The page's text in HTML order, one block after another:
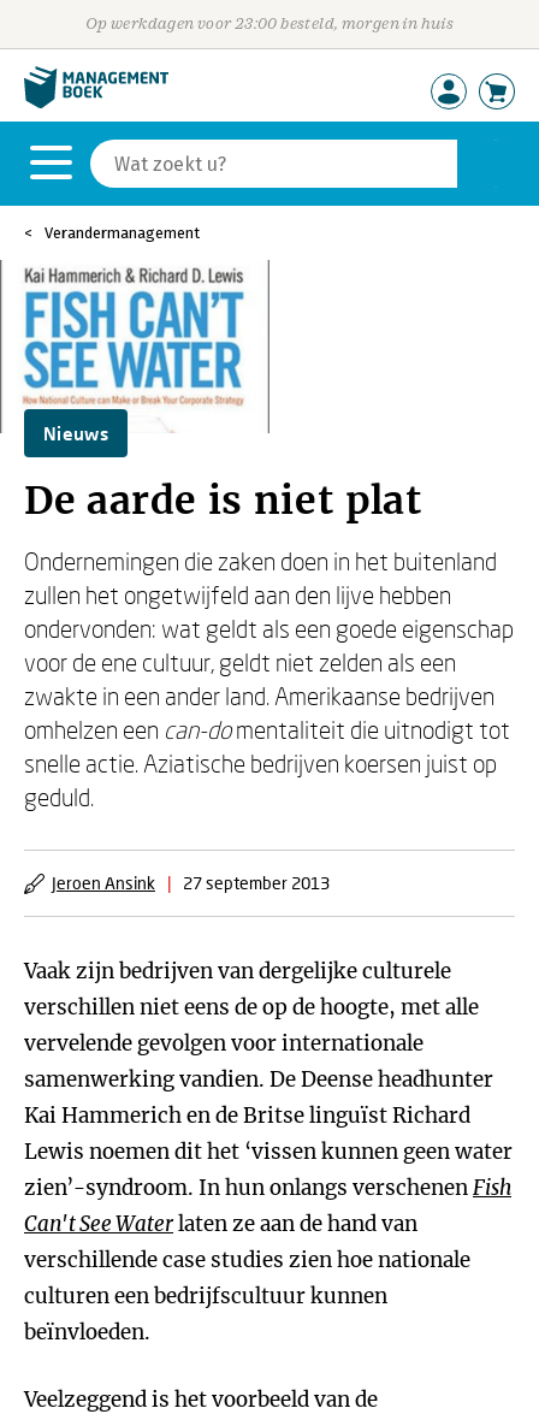
Op werkdagen voor 23:00 besteld, morgen in huis
Verandermanagement
Nieuws
De aarde is niet plat
Ondernemingen die zaken doen in het buitenland
zullen het ongetwijfeld aan den lijve hebben
ondervonden: wat geldt als een goede eigenschap
voor de ene cultuur, geldt niet zelden als een
zwakte in een ander land. Amerikaanse bedrijven
omhelzen een can-domentaliteit die uitnodigt tot
snelle actie. Aziatische bedrijven koersen juist op
geduld.
Jeroen Ansink | 27 september 2013
Vaak zijn bedrijven van dergelijke culturele
verschillen niet eens de op de hoogte, met alle
vervelende gevolgen voor internationale
samenwerking vandien. De Deense headhunter
Kai Hammerich en de Britse linguïst Richard
Lewis noemen dit het ‘vissen kunnen geen water
zien’-syndroom. In hun onlangs verschenenFish
Can't See Waterlaten ze aan de hand van
verschillende case studies zien hoe nationale
culturen een bedrijfscultuur kunnen
beïnvloeden.
Veelzeggend is het voorbeeld van de